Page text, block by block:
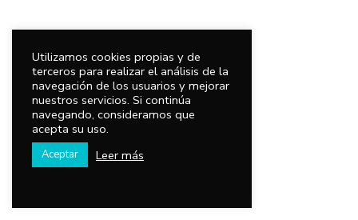
Utilizamos cookies propias y de
terceros para realizar el análisis de la
navegación de los usuarios y mejorar
nuestros servicios. Si continúa
navegando, consideramos que
acepta su uso.
Aceptar Leer más